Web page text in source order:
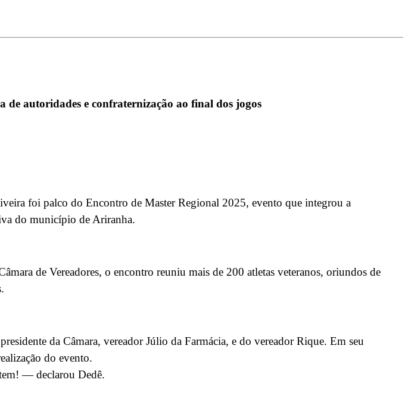
de autoridades e confraternização ao final dos jogos
foi palco do Encontro de Master Regional 2025, evento que integrou a
do município de Ariranha.
de Vereadores, o encontro reuniu mais de 200 atletas veteranos, oriundos de
da Câmara, vereador Júlio da Farmácia, e do vereador Rique. Em seu
do evento.
— declarou Dedê.